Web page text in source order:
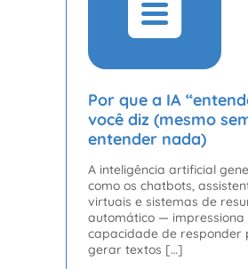
Por que a IA
você diz (mesmo
entender nada)
A inteligência artificial
como os chatbots,
virtuais e sistemas de
automático — impressiona
capacidade de responder
gerar textos […]